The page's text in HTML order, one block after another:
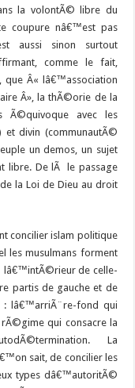
la volontÃ© libre du
coupure nâ€™est pas
aussi sinon surtout
comme le fait,
que Â« lâ€™association
Â», la thÃ©orie de la
Ã©quivoque avec les
et divin (communautÃ©
un demos, un sujet
libre. De lÃ le passage
la Loi de Dieu au droit
concilier islam politique
les musulmans forment
lâ€™intÃ©rieur de celle-
partis de gauche et de
: lâ€™arriÃ¨re-fond qui
qui consacre la
La
sait, de concilier les
types dâ€™autoritÃ©